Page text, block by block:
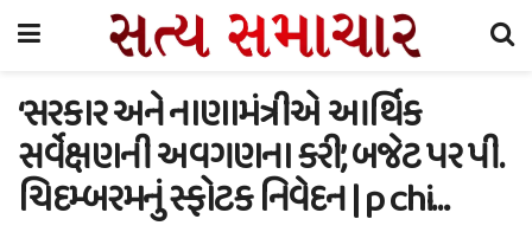
‘સરકાર અને નાણામંત્રીએ આર્થિક
સર્વેક્ષણની અવગણના કરી’, બજેટ પર પી.
ચિદમ્બરમનું સ્ફોટક નિવેદન | p chi…